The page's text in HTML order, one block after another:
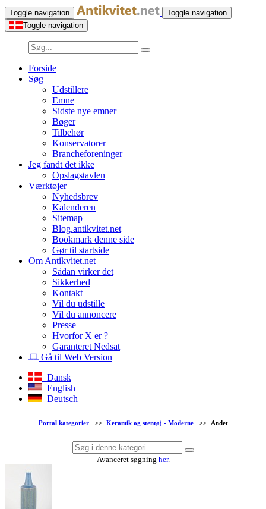
Toggle navigation
Toggle navigation
Toggle navigation
Forside
Søg
Udstillere
Emne
Sidste nye emner
Bøger
Tilbehør
Konservatorer
Brancheforeninger
Jeg fandt det ikke
Opslagstavlen
Værktøjer
Nyhedsbrev
Kalenderen
Sitemap
Blog.antikvitet.net
Bookmark denne side
Gør til startside
Om Antikvitet.net
Sådan virker det
Sikkerhed
Kontakt
Vil du udstille
Vil du annoncere
Presse
Hvorfor X er ?
Garanteret Nedsat
Gå til Web Version
Dansk
English
Deutsch
Portal kategorier >> Keramik og stentøj - Moderne >> Andet
Avanceret søgning her.